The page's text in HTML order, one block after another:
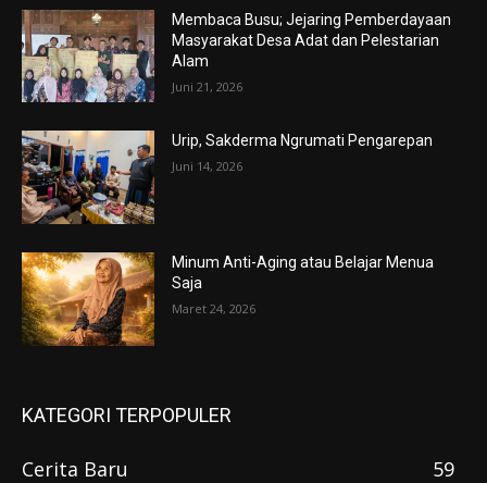
Membaca Busu; Jejaring Pemberdayaan
Masyarakat Desa Adat dan Pelestarian
Alam
Juni 21, 2026
Urip, Sakderma Ngrumati Pengarepan
Juni 14, 2026
Minum Anti-Aging atau Belajar Menua
Saja
Maret 24, 2026
KATEGORI TERPOPULER
Cerita Baru
59